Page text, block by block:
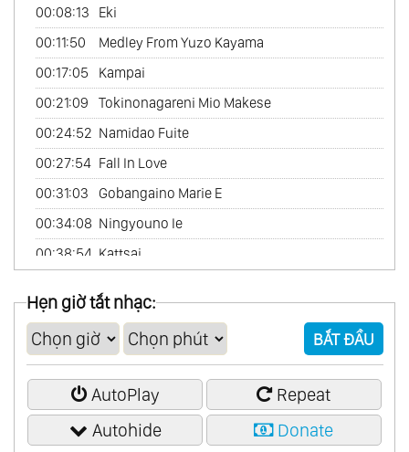
58.My Bossa Nova Favorites
59.On Tv
60.Scandinavian Collection
61.The Best
62.Chinese Garden Vol.1
63.Chinese Garden Vol.2
64.Friends France
65.In Amore
66.Latin Passion
67.Romantic America (Romantic Piano)
68.The Best Of Abba
69.The Best Of Andrew Lloyd Webber
70.The Best Of Carpenters
The Best Of Cinema Passion
72.The Best Of Classical
00:08:13
Eki
00:11:50
Medley From Yuzo Kayama
00:17:05
Kampai
00:21:09
Tokinonagareni Mio Makese
00:24:52 Namidao Fuite
00:27:54 Fall In Love
00:31:03
Gobangaino Marie E
00:34:08 Ningyouno Ie
00:38:54 Kattsai
Hẹn giờ tắt nhạc:
BẮT ĐẦU
AutoPlay
Repeat
Autohide
Donate